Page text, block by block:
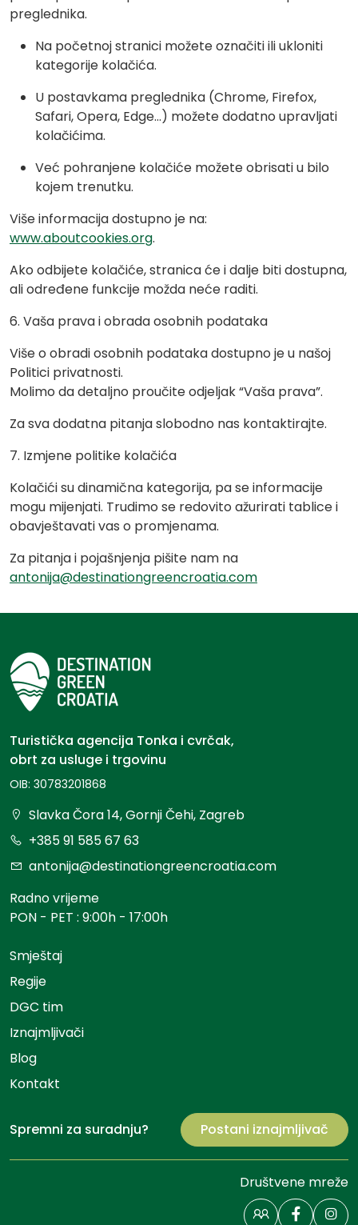
preglednika.
Na početnoj stranici možete označiti ili ukloniti
kategorije kolačića.
U postavkama preglednika (Chrome, Firefox,
Safari, Opera, Edge…) možete dodatno upravljati
kolačićima.
Već pohranjene kolačiće možete obrisati u bilo
kojem trenutku.
Više informacija dostupno je na:
www.aboutcookies.org.
Ako odbijete kolačiće, stranica će i dalje biti dostupna,
ali određene funkcije možda neće raditi.
6. Vaša prava i obrada osobnih podataka
Više o obradi osobnih podataka dostupno je u našoj
Politici privatnosti.
Molimo da detaljno proučite odjeljak “Vaša prava”.
Za sva dodatna pitanja slobodno nas kontaktirajte.
7. Izmjene politike kolačića
Kolačići su dinamična kategorija, pa se informacije
mogu mijenjati. Trudimo se redovito ažurirati tablice i
obavještavati vas o promjenama.
Za pitanja i pojašnjenja pišite nam na
antonija@destinationgreencroatia.com
Turistička agencija Tonka i cvrčak,
obrt za usluge i trgovinu
OIB: 30783201868
Slavka Čora 14, Gornji Čehi, Zagreb
+385 91 585 67 63
antonija@destinationgreencroatia.com
Radno vrijeme
PON - PET : 9:00h - 17:00h
Smještaj
Regije
DGC tim
Iznajmljivači
Blog
Kontakt
Spremni za suradnju? Postani iznajmljivač
Društvene mreže